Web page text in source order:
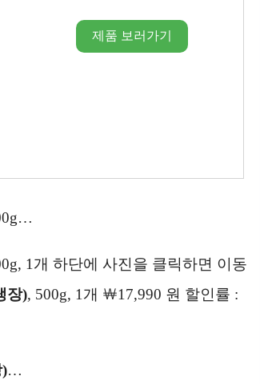
제품 보러가기
1개 하단에 사진을 클릭하면 이동
장), 500g, 1개 ￦17,990 원 할인률 :
…